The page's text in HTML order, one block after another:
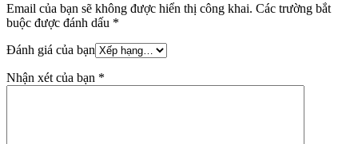
Email của bạn sẽ không được hiển thị công khai. Các trường bắt
buộc được đánh dấu *
Đánh giá của bạn
Nhận xét của bạn *